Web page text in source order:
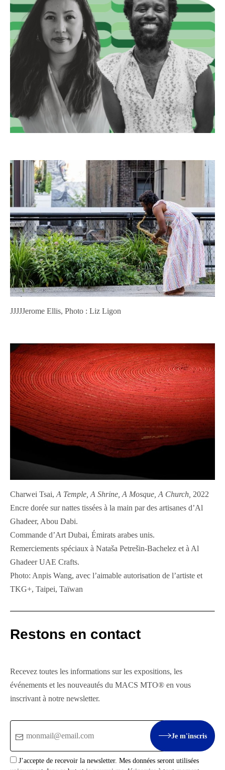
JJJJJerome Ellis, Photo : Liz Ligon
Charwei Tsai, A Temple, A Shrine, A Mosque, A Church, 2022
Encre dorée sur nattes tissées à la main par des artisanes d’Al
Ghadeer, Abou Dabi.
Commande d’Art Dubai, Émirats arabes unis.
Remerciements spéciaux à Nataša Petrešin-Bachelez et à Al
Ghadeer UAE Crafts.
Photo: Anpis Wang, avec l’aimable autorisation de l’artiste et
TKG+, Taipei, Taïwan
Restons en contact
Recevez toutes les informations sur les expositions, les
événements et les nouveautés du MACS MTO® en vous
inscrivant à notre newsletter.
Je m'inscris
J’accepte de recevoir la newsletter. Mes données seront utilisées